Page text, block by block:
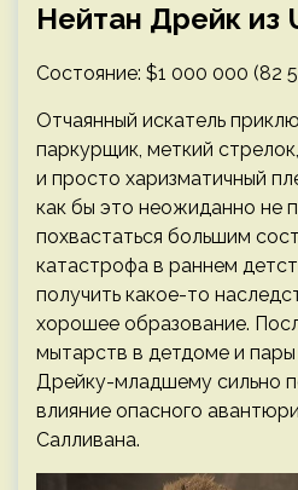
Нейтан Дрейк из
Состояние: $1 000 000 (82
Отчаянный искатель
паркурщик, меткий
и просто харизматичный
как бы это неожиданно не
похвастаться большим
катастрофа в раннем
получить какое-то
хорошее образование.
мытарств в детдоме и
Дрейку-младшему сильно
влияние опасного
Салливана.